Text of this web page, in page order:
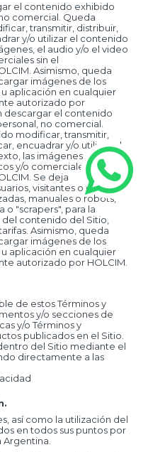
el contenido exhibido
comercial. Queda
transmitir, distribuir,
y/o utilizar el contenido
el audio y/o el video
sin el
Asimismo, queda
imágenes de los
aplicación en cualquier
autorizado por
descargar el contenido
no comercial.
modificar, transmitir,
encuadrar y/o utilizar el
las imágenes, el audio
y/o comerciales sin el
Se deja
visitantes o terceros
manuales o robots,
"scrapers", para la
contenido del Sitio,
Asimismo, queda
imágenes de los
aplicación en cualquier
autorizado por HOLCIM.
de estos Términos y
y/o secciones de
y/o Términos y
publicados en el Sitio.
del Sitio mediante el
directamente a las
así como la utilización del
en todos sus puntos por